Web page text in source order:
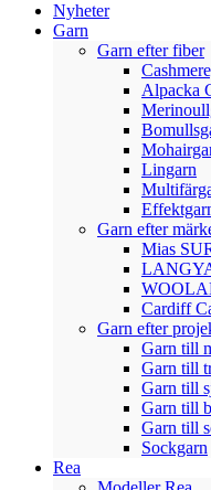
Nyheter
Garn
Garn efter fiber
Alpacka
Lingarn
Garn efter
Mias
Cardiff
Garn efter
Garn till
Garn till
Garn till
Garn till
Garn till
Sockgarn
Rea